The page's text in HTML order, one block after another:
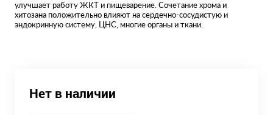
улучшает работу ЖКТ и пищеварение. Сочетание хрома и
хитозана положительно влияют на сердечно-сосудистую и
эндокринную систему, ЦНС, многие органы и ткани.
Нет в наличии